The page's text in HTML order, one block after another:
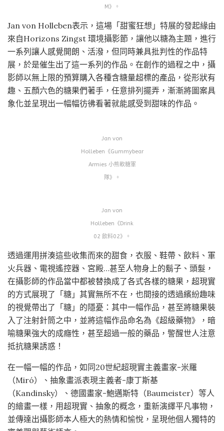
M》。
Jan von Holleben表示，這場「甜蜜狂想」特展的發起緣由
來自Horizons Zingst 環境攝影節，讓他以糖為主題，進行
一系列讓人感覺開朗、活潑，但同時兼具批判性的作品特
展，於是催生出了這一系列的作品。在創作的過程之中，攝
影師以無上限的預算購入各種含糖量超標的產品，從形狀有
趣、五顏六色的糖果們著手，任意排列擺弄，漸漸將圖案具
象化並呈現出一幅幅彷彿看著就能感受到甜味的作品。
Jan von
Holleben《Gummybear
Armies 小熊軟糖軍
隊》。
Jan von
Holleben《Drink
02 飲料02》。
透過運用拼湊這些收集而來的甜食，衣服、鞋帶、飲料、軍
火兵器、電視遙控器、宮殿…甚至人物身上的鬍子、頭髮，
在攝影師的作品當中都被替換成了各式各樣的糖果，超現實
的方式展現了「糖」其實無所不在，也間接的透過繽紛趣味
的視覺帶出了「糖」的隱憂：其中一幅作品，甚至將糖果裝
入了注射針筒之中，並將這幅作品命名為《超級藥物》，暗
喻糖果強大的成癮性，甚至超過一般的藥品，警醒世人注意
抵抗糖果誘惑！
在一幅一幅的作品，如同20世紀超現實主義畫家-米羅
（Miró）、抽象畫派表現主義者-康丁斯基
（Kandinsky）、德國畫家-鮑邁斯特（Baumeister）等人
的繪畫一樣，用超現實、抽象的概念，重新演繹平凡事物，
並傳達出攝影師本人極大的熱情和愉悅，呈現他個人獨特的